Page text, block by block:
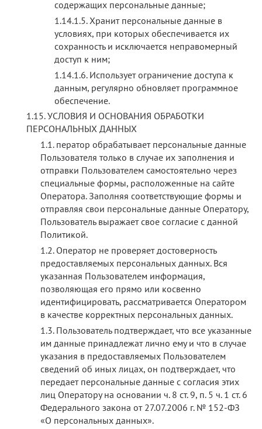
содержащих персональные данные;
Хранит персональные данные в
условиях, при которых обеспечивается их
сохранность и исключается неправомерный
доступ к ним;
Использует ограничение доступа к
данным, регулярно обновляет программное
обеспечение.
УСЛОВИЯ И ОСНОВАНИЯ ОБРАБОТКИ
ПЕРСОНАЛЬНЫХ ДАННЫХ
ператор обрабатывает персональные данные
Пользователя только в случае их заполнения и
отправки Пользователем самостоятельно через
специальные формы, расположенные на сайте
Оператора. Заполняя соответствующие формы и
отправляя свои персональные данные Оператору,
Пользователь выражает свое согласие с данной
Политикой.
Оператор не проверяет достоверность
предоставляемых персональных данных. Вся
указанная Пользователем информация,
позволяющая его прямо или косвенно
идентифицировать, рассматривается Оператором
в качестве корректных персональных данных.
Пользователь подтверждает, что все указанные
им данные принадлежат лично ему и что в случае
указания в предоставляемых Пользователем
сведений об иных лицах, он подтверждает, что
передает персональные данные с согласия этих
лиц Оператору на основании ч. 8 ст. 9, п. 5 ч. 1 ст. 6
Федерального закона от 27.07.2006 г. № 152-ФЗ
«О персональных данных».